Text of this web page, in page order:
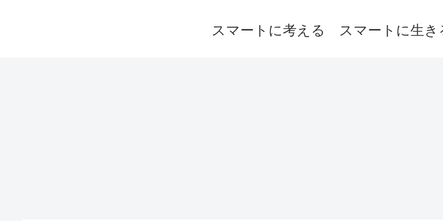
スマートに考える スマートに生き